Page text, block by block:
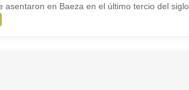
asentaron en Baeza en el último tercio del